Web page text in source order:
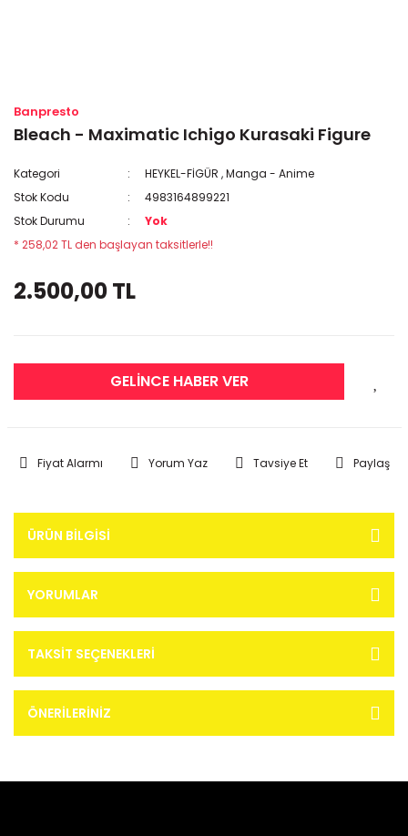
Banpresto
Bleach - Maximatic Ichigo Kurasaki Figure
Kategori HEYKEL-FİGÜR ,Manga - Anime
Stok Kodu
4983164899221
Stok Durumu
Yok
* 258,02 TL den başlayan taksitlerle!!
2.500,00 TL
GELİNCE HABER VER
Fiyat Alarmı Yorum Yaz Tavsiye Et Paylaş
ÜRÜN BILGISI
YORUMLAR
TAKSIT SEÇENEKLERI
ÖNERILERINIZ